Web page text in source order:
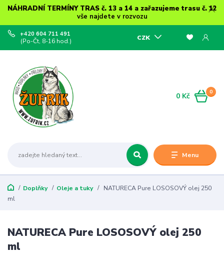
NÁHRADNÍ TERMÍNY TRAS č. 13 a 14 a zařazujeme trasu č. 12
vše najdete v rozvozu
Menu
CZK
+420 604 711 491
(Po-Čt, 8-16 hod.)
0
0 Kč
Doplňky Oleje a tuky
NATURECA Pure LOSOSOVÝ olej 250
ml
NATURECA Pure LOSOSOVÝ olej 250
ml